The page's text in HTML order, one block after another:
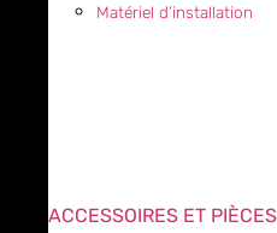
Matériel d’installation
ACCESSOIRES ET PIÈCES